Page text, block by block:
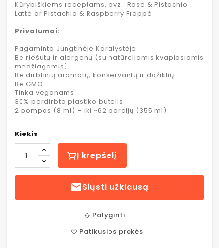
Kūrybiškiems receptams, pvz.: Rose & Pistachio
Latte ar Pistachio & Raspberry Frappé
Privalumai:
Pagaminta Jungtinėje Karalystėje
Be riešutų ir alergenų (su natūraliomis kvapiosiomis
medžiagomis)
Be dirbtinių aromatų, konservantų ir dažiklių
Be GMO
Tinka veganams
30% perdirbto plastiko butelis
2 pompos (8 ml) – iki ~62 porcijų (355 ml)
Kiekis
Į krepšelį
Siųsti užklausą
cached Palyginti
favorite_border Patikusios prekės